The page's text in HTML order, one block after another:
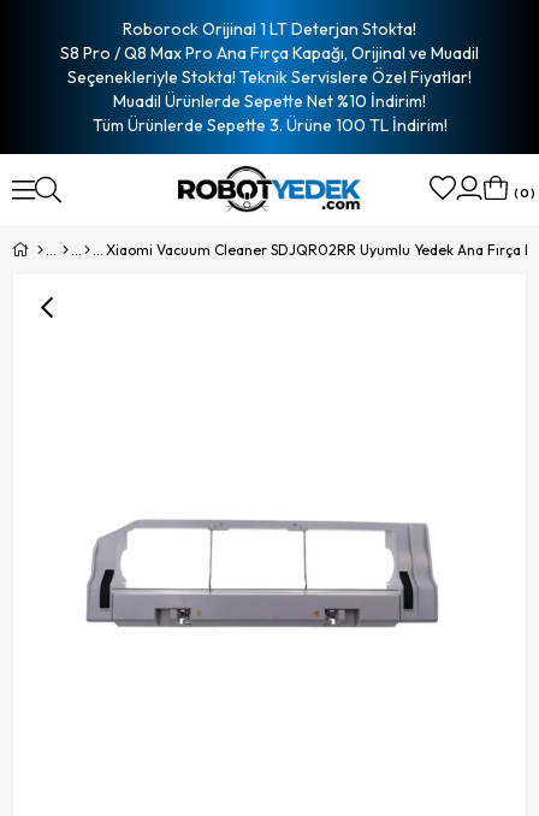
Roborock Orijinal 1 LT Deterjan Stokta!
S8 Pro / Q8 Max Pro Ana Fırça Kapağı, Orijinal ve Muadil
Seçenekleriyle Stokta! Teknik Servislere Özel Fiyatlar!
Muadil Ürünlerde Sepette Net %10 İndirim!
Tüm Ürünlerde Sepette 3. Ürüne 100 TL İndirim!
0
Xiaomi Vacuum Cleaner SDJQR02RR Uyumlu Yedek Ana Fırça